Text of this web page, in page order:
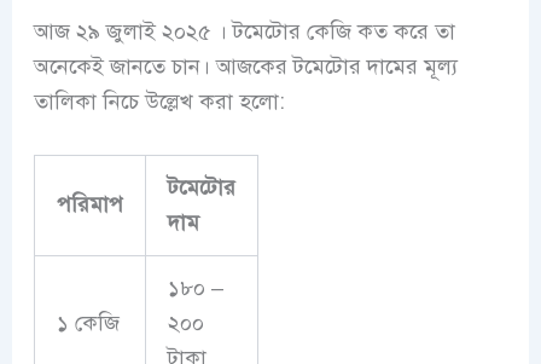
আজ ২৯ জুলাই ২০২৫ । টমেটোর কেজি কত করে তা
অনেকেই জানতে চান। আজকেরটমেটোরদামের মূল্য
তালিকা নিচে উল্লেখ করা হলো:
পরিমাপ
টমেটোর
দাম
১ কেজি
১৮০ –
২০০
টাকা